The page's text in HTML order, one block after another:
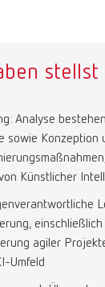
stellst
Analyse
sowie Konzeption
Künstlicher
agiler
Umfeld